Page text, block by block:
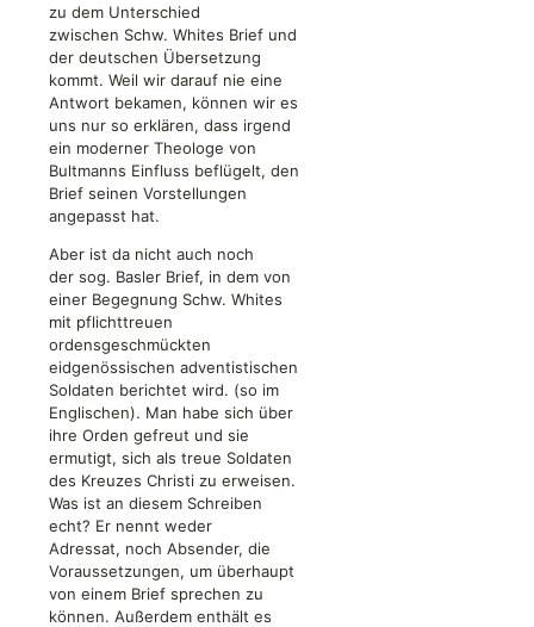
zu dem Unterschied
zwischen Schw. Whites Brief und
der deutschen Übersetzung
kommt. Weil wir darauf nie eine
Antwort bekamen, können wir es
uns nur so erklären, dass irgend
ein moderner Theologe von
Bultmanns Einfluss beflügelt, den
Brief seinen Vorstellungen
angepasst hat.
Aber ist da nicht auch noch
der sog. Basler Brief, in dem von
einer Begegnung Schw. Whites
mit pflichttreuen
ordensgeschmückten
eidgenössischen adventistischen
Soldaten berichtet wird. (so im
Englischen). Man habe sich über
ihre Orden gefreut und sie
ermutigt, sich als treue Soldaten
des Kreuzes Christi zu erweisen.
Was ist an diesem Schreiben
echt? Er nennt weder
Adressat, noch Absender, die
Voraussetzungen, um überhaupt
von einem Brief sprechen zu
können. Außerdem enthält es